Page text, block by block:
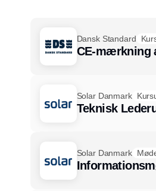
Dansk Standard
CE-mærkning
Solar Danmark
Teknisk
Solar Danmark